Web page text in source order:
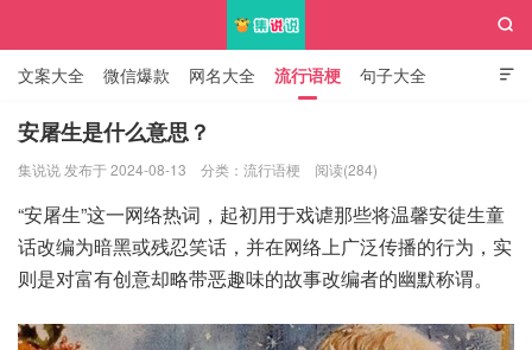

文案大全 微信爆款 网名大全 流行语梗 句子大全
知识大全

安屠生是什么意思？
集说说 发布于 2024-08-13 分类： 流行语梗 阅读(284)
“安屠生”这一网络热词，起初用于戏谑那些将温馨安徒生童
话改编为暗黑或残忍笑话，并在网络上广泛传播的行为，实
则是对富有创意却略带恶趣味的故事改编者的幽默称谓。